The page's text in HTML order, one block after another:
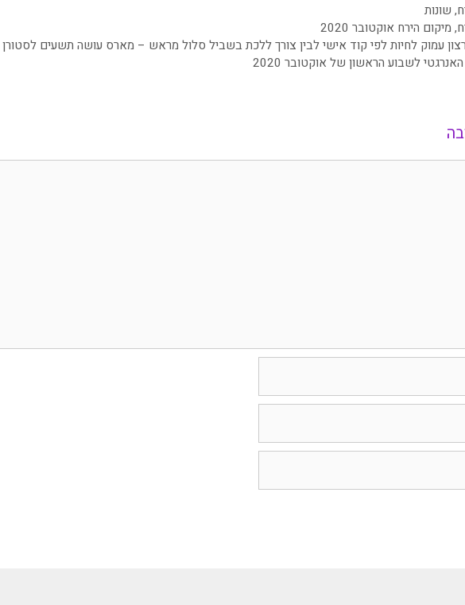
, שונות
, מיקום הירח אוקטובר 2020
עמוק לחיות לפי קוד אישי לבין צורך ללכת בשביל סלול מראש – מארס עושה תשעים לסטורן
לשבוע הראשון של אוקטובר 2020